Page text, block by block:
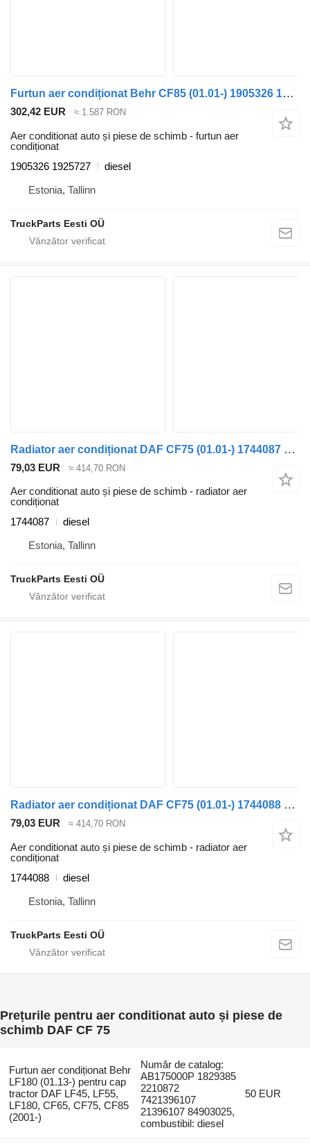
Furtun aer condiționat Behr CF85 (01.01-) 1905326 1925727 pentru cap tractor DAF LF45, LF55, LF180, CF65, CF75, CF85 (2001-)
302,42 EUR ≈ 1.587 RON
Aer conditionat auto și piese de schimb - furtun aer
condiționat
1905326 1925727
diesel
Estonia, Tallinn
TruckParts Eesti OÜ
Radiator aer condiționat DAF CF75 (01.01-) 1744087 pentru cap tractor DAF LF45, LF55, LF180, CF65, CF75, CF85 (2001-)
79,03 EUR ≈ 414,70 RON
Aer conditionat auto și piese de schimb - radiator aer
condiționat
1744087
diesel
Estonia, Tallinn
TruckParts Eesti OÜ
Radiator aer condiționat DAF CF75 (01.01-) 1744088 pentru cap tractor DAF LF45, LF55, LF180, CF65, CF75, CF85 (2001-)
79,03 EUR ≈ 414,70 RON
Aer conditionat auto și piese de schimb - radiator aer
condiționat
1744088
diesel
Estonia, Tallinn
TruckParts Eesti OÜ
Prețurile pentru aer conditionat auto și piese de
schimb DAF CF 75
Furtun aer condiționat Behr
LF180 (01.13-) pentru cap
tractor DAF LF45, LF55,
LF180, CF65, CF75, CF85
(2001-)
Număr de catalog:
AB175000P 1829385
2210872
7421396107
21396107 84903025,
combustibil: diesel
50 EUR